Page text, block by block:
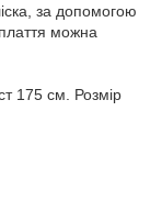
за допомогою
можна
175 см. Розмір